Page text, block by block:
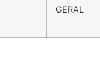
GERAL